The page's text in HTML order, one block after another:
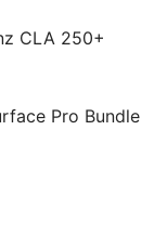
CLA 250+
Pro Bundle